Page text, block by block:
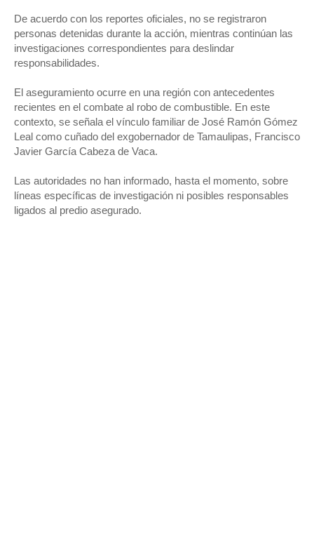
De acuerdo con los reportes oficiales, no se registraron
personas detenidas durante la acción, mientras continúan las
investigaciones correspondientes para deslindar
responsabilidades.
El aseguramiento ocurre en una región con antecedentes
recientes en el combate al robo de combustible. En este
contexto, se señala el vínculo familiar de José Ramón Gómez
Leal como cuñado del exgobernador de Tamaulipas, Francisco
Javier García Cabeza de Vaca.
Las autoridades no han informado, hasta el momento, sobre
líneas específicas de investigación ni posibles responsables
ligados al predio asegurado.